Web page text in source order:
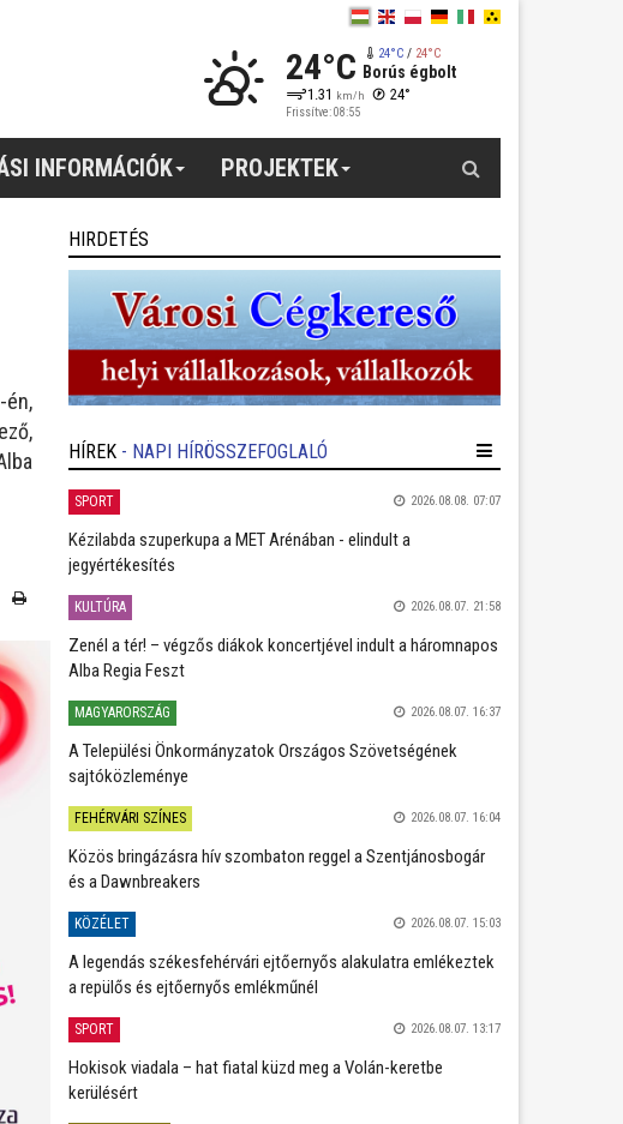
24°C 24°C/ 24°C
Borús égbolt
1.31 km/h 24°
Frissítve: 08:55
INFORMÁCIÓK PROJEKTEK
én,
HIRDETÉS
HÍREK - NAPI HÍRÖSSZEFOGLALÓ
SPORT 2026.08.08. 07:07
Kézilabda szuperkupa a MET Arénában - elindult a
jegyértékesítés
KULTÚRA 2026.08.07. 21:58
Zenél a tér! – végzős diákok koncertjével indult a háromnapos
Alba Regia Feszt
MAGYARORSZÁG 2026.08.07. 16:37
A Települési Önkormányzatok Országos Szövetségének
sajtóközleménye
FEHÉRVÁRI SZÍNES 2026.08.07. 16:04
Közös bringázásra hív szombaton reggel a Szentjánosbogár
és a Dawnbreakers
KÖZÉLET 2026.08.07. 15:03
A legendás székesfehérvári ejtőernyős alakulatra emlékeztek
a repülős és ejtőernyős emlékműnél
SPORT 2026.08.07. 13:17
Hokisok viadala – hat fiatal küzd meg a Volán-keretbe
kerülésért